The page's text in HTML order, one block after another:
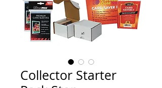
Collector Starter